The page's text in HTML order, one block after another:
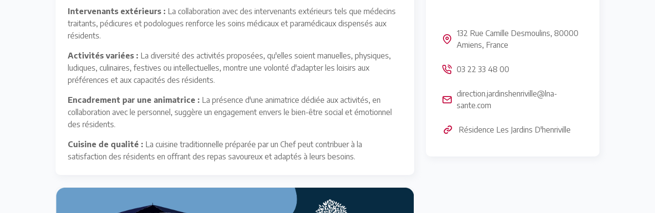
Intervenants extérieurs : La collaboration avec des intervenants extérieurs tels que médecins
traitants, pédicures et podologues renforce les soins médicaux et paramédicaux dispensés aux
résidents.
Activités variées : La diversité des activités proposées, qu'elles soient manuelles, physiques,
ludiques, culinaires, festives ou intellectuelles, montre une volonté d'adapter les loisirs aux
préférences et aux capacités des résidents.
Encadrement par une animatrice : La présence d'une animatrice dédiée aux activités, en
collaboration avec le personnel, suggère un engagement envers le bien-être social et émotionnel
des résidents.
Cuisine de qualité : La cuisine traditionnelle préparée par un Chef peut contribuer à la
satisfaction des résidents en offrant des repas savoureux et adaptés à leurs besoins.
132 Rue Camille Desmoulins, 80000
Amiens, France
03 22 33 48 00
direction.jardinshenriville@lna-
sante.com
Résidence Les Jardins D'henriville